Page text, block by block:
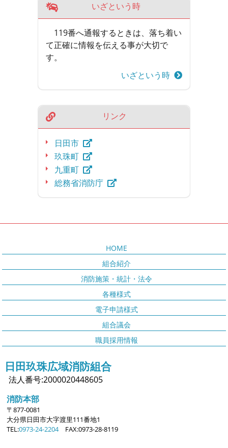
いざという時
119番へ通報するときは、落ち着い
て正確に情報を伝える事が大切で
す。
いざという時
リンク
日田市
玖珠町
九重町
総務省消防庁
HOME
組合紹介
消防施策・統計・法令
各種様式
電子申請様式
組合議会
職員採用情報
日田玖珠広域消防組合
法人番号:2000020448605
消防本部
〒877-0081
大分県日田市大字渡里111番地1
TEL:0973-24-2204 FAX:0973-28-8119